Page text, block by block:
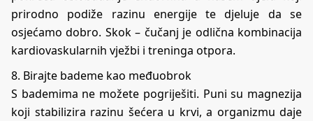
prirodno podiže razinu energije te djeluje da se
osjećamo dobro. Skok – čučanj je odlična kombinacija
kardiovaskularnih vježbi i treninga otpora.
8. Birajte bademe kao međuobrok
S bademima ne možete pogriješiti. Puni su magnezija
koji stabilizira razinu šećera u krvi, a organizmu daje